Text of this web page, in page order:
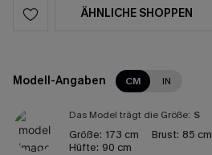
ÄHNLICHE SHOPPEN
Modell-Angaben CM IN
Das Model trägt die Größe: S
Größe: 173 cm Brust: 85 cm
Hüfte: 90 cm